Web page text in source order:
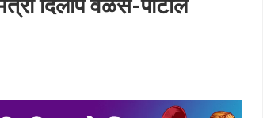
दिलीप वळसे-पाटील